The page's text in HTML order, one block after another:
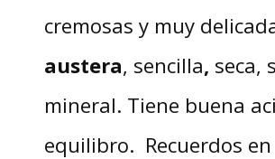
cremosas y muy
austera, sencilla, seca,
mineral. Tiene buena
equilibro. Recuerdos en